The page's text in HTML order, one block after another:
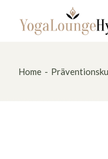
content
Home